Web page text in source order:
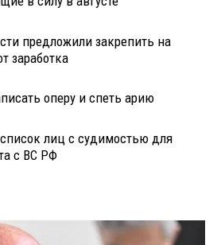
предложили закрепить на
заработка
оперу и спеть арию
лиц с судимостью для
с ВС РФ